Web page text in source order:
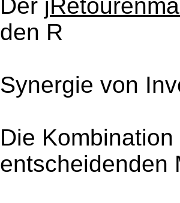
Der j
den R
Synergie von
Die
entscheidenden